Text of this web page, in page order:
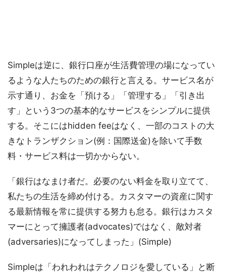
Simpleは逆に、銀行口座が生活費管理の場になってい
るような人たちのための銀行と言える。サービス名が
示す通り、お金を「預ける」「管理する」「引き出
す」という3つの基本的なサービスをシンプルに提供
する。そこにはhidden feeはなく、一部のコストの大
きなトランザクション(例：国際送金)を除いて手数
料・サービス料は一切かからない。
「銀行はなまけ者だ。必要のない料金を取り立てて、
私たちの生活を締め付ける。カスタマーの資産に関す
る最新情報を常に提供する努力も怠る。銀行はカスタ
マーにとって擁護者(advocates)ではなく、敵対者
(adversaries)になってしまった」(Simple)
Simpleは「われわれはテクノロジを愛している」と断